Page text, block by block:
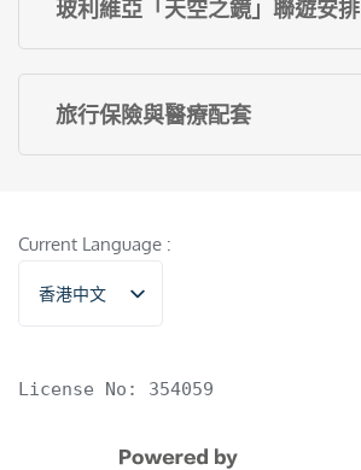
玻利維亞「天空之鏡」聯遊安排
旅行保險與醫療配套
Current Language :
香港中文
English
License No: 354059